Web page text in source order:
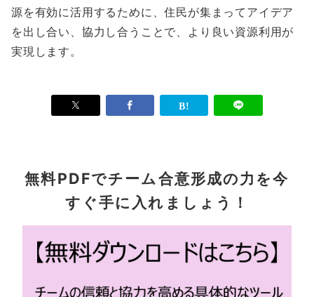
源を有効に活用するために、住民が集まってアイデア
を出し合い、協力し合うことで、より良い資源利用が
実現します。
無料PDFでチーム合意形成の力を今
すぐ手に入れましょう！